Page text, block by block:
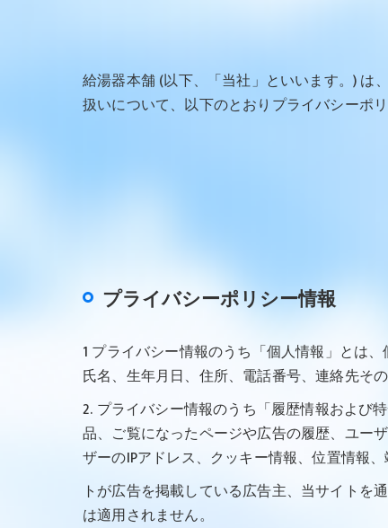
給湯器本舗 (以下、「当社」といいます。) は
扱いについて、以下のとおりプライバシーポ
プライバシーポリシー情報
1 プライバシー情報のうち「個人情報」とは
氏名、生年月日、住所、電話番号、連絡先そ
2. プライバシー情報のうち「履歴情報および
品、ご覧になったページや広告の履歴、ユー
ザーのIPアドレス、クッキー情報、位置情報
トが広告を掲載している広告主、当サイトを
は適用されません。